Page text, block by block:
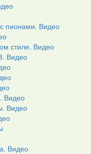
пионами. Видео
стиле. Видео
Видео
Видео
Видео
Видео